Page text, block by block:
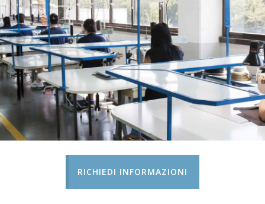
RICHIEDI INFORMAZIONI